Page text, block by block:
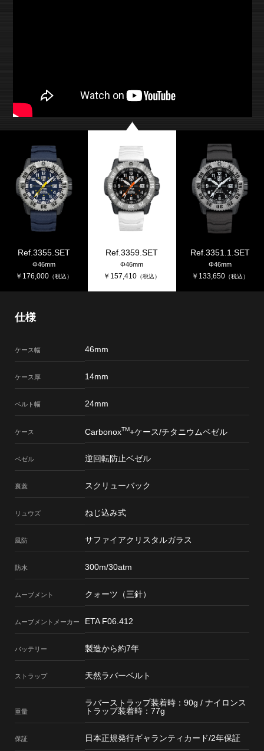
Ref.3355.SET
Φ46mm
￥ 176,000 （税込）
Ref.3359.SET
Φ46mm
￥ 157,410 （税込）
Ref.3351.1.SET
Φ46mm
￥ 133,650（税込）
仕様
ケース幅 46mm
ケース厚 14mm
ベルト幅 24mm
ケース CarbonoxTM+ケース/チタニウムベゼル
ベゼル 逆回転防止ベゼル
裏蓋 スクリューバック
リュウズ ねじ込み式
風防 サファイアクリスタルガラス
防水 300m/30atm
ムーブメント クォーツ（三針）
ムーブメント メーカー ETA F06.412
バッテリー 製造から約7年
ストラップ 天然ラバーベルト
重量
ラバーストラップ装着時：90g / ナイロンス
トラップ装着時：77g
保証 日本正規発行ギャランティカード/2年保証